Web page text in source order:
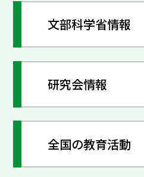
文部科学省情報
研究会情報
全国の教育活動